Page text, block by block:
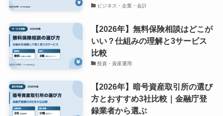
ビジネス・企業・会計
【2026年】無料保険相談はどこが
いい？仕組みの理解と3サービス
比較
投資・資産運用
【2026年】暗号資産取引所の選び
方とおすすめ3社比較｜金融庁登
録業者から選ぶ